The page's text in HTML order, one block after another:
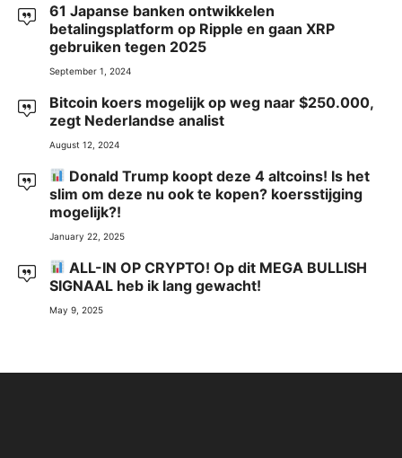
61 Japanse banken ontwikkelen
betalingsplatform op Ripple en gaan XRP
gebruiken tegen 2025
September 1, 2024
Bitcoin koers mogelijk op weg naar $250.000,
zegt Nederlandse analist
August 12, 2024
Donald Trump koopt deze 4 altcoins! Is het
slim om deze nu ook te kopen? koersstijging
mogelijk?!
January 22, 2025
ALL-IN OP CRYPTO! Op dit MEGA BULLISH
SIGNAAL heb ik lang gewacht!
May 9, 2025